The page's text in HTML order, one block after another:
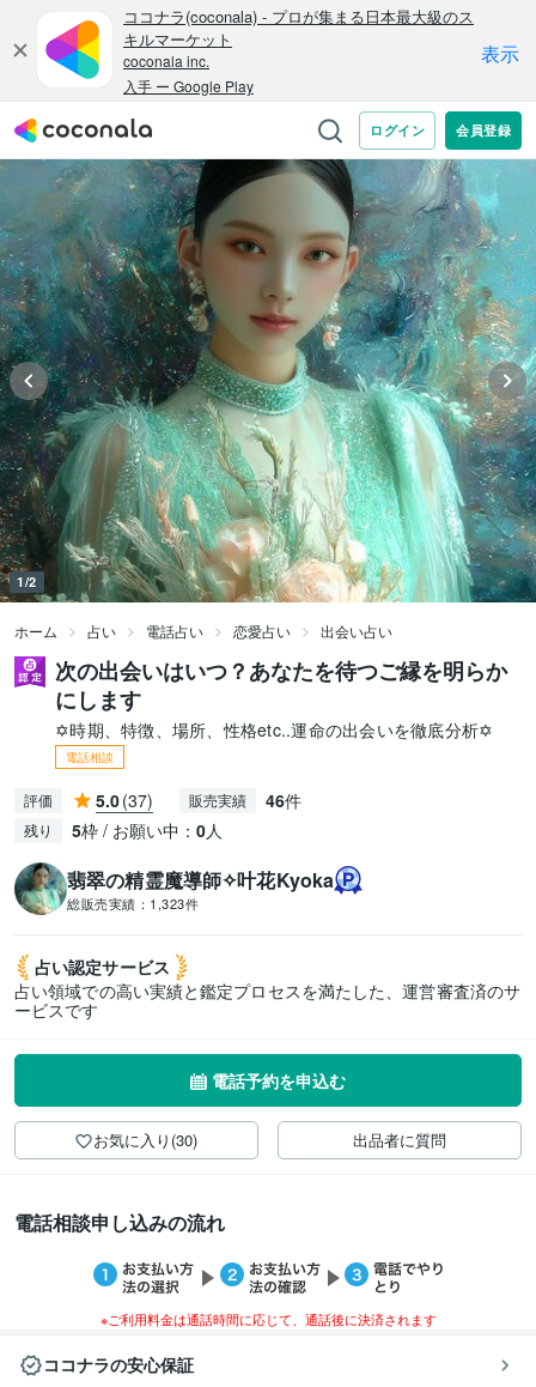
1/2
ホーム 占い 電話占い 恋愛占い 出会い占い
次の出会いはいつ？あなたを待つご縁を明らか
にします
✡時期、特徴、場所、性格etc..運命の出会いを徹底分析✡
電話相談
評価 5.0(37) 販売実績 46件
残り 5枠 / お願い中： 0人
翡翠の精霊魔導師✧叶花Kyoka
総販売実績： 1,323件
占い認定サービス
占い領域での高い実績と鑑定プロセスを満たした、運営審査済のサ
ービスです
電話予約を申込む
お気に入り(30) 出品者に質問
電話相談申し込みの流れ
※ご利用料金は通話時間に応じて、通話後に決済されます
ココナラの安心保証